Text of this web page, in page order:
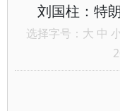
刘国柱：特
选择字号： 大 中